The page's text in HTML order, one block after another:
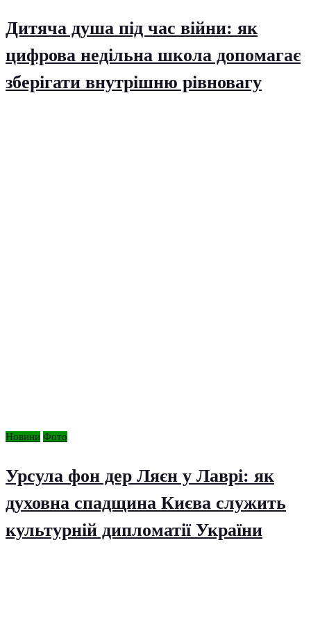
Дитяча душа під час війни: як
цифрова недільна школа допомагає
зберігати внутрішню рівновагу
Новини Фото
Урсула фон дер Ляєн у Лаврі: як
духовна спадщина Києва служить
культурній дипломатії України